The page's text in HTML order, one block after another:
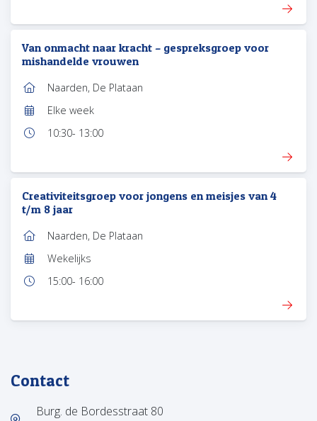
Van onmacht naar kracht – gespreksgroep voor
mishandelde vrouwen
Locatie:
Naarden, De Plataan
Frequentie:
Elke week
Tijd:
10:30- 13:00
Creativiteitsgroep voor jongens en meisjes van 4
t/m 8 jaar
Locatie:
Naarden, De Plataan
Frequentie:
Wekelijks
Tijd:
15:00- 16:00
Contact
Burg. de Bordesstraat 80